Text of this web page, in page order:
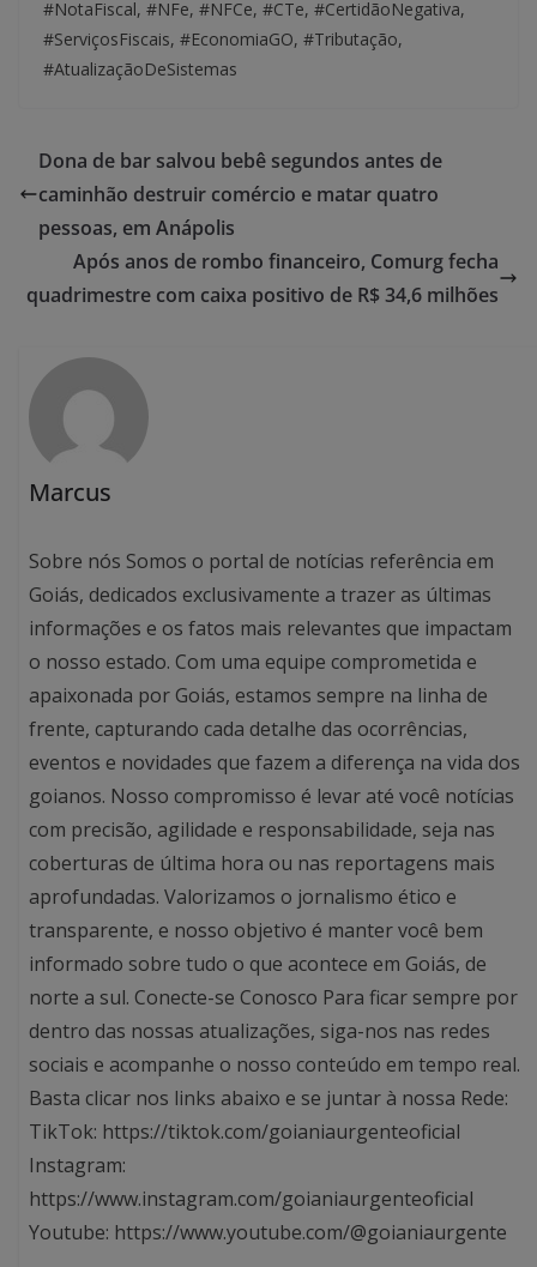
#NotaFiscal, #NFe, #NFCe, #CTe, #CertidãoNegativa,
#ServiçosFiscais, #EconomiaGO, #Tributação,
#AtualizaçãoDeSistemas
Dona de bar salvou bebê segundos antes de
caminhão destruir comércio e matar quatro
pessoas, em Anápolis
Após anos de rombo financeiro, Comurg fecha
quadrimestre com caixa positivo de R$ 34,6 milhões
Marcus
Sobre nós Somos o portal de notícias referência em
Goiás, dedicados exclusivamente a trazer as últimas
informações e os fatos mais relevantes que impactam
o nosso estado. Com uma equipe comprometida e
apaixonada por Goiás, estamos sempre na linha de
frente, capturando cada detalhe das ocorrências,
eventos e novidades que fazem a diferença na vida dos
goianos. Nosso compromisso é levar até você notícias
com precisão, agilidade e responsabilidade, seja nas
coberturas de última hora ou nas reportagens mais
aprofundadas. Valorizamos o jornalismo ético e
transparente, e nosso objetivo é manter você bem
informado sobre tudo o que acontece em Goiás, de
norte a sul. Conecte-se Conosco Para ficar sempre por
dentro das nossas atualizações, siga-nos nas redes
sociais e acompanhe o nosso conteúdo em tempo real.
Basta clicar nos links abaixo e se juntar à nossa Rede:
TikTok: https://tiktok.com/goianiaurgenteoficial
Instagram:
https://www.instagram.com/goianiaurgenteoficial
Youtube: https://www.youtube.com/@goianiaurgente